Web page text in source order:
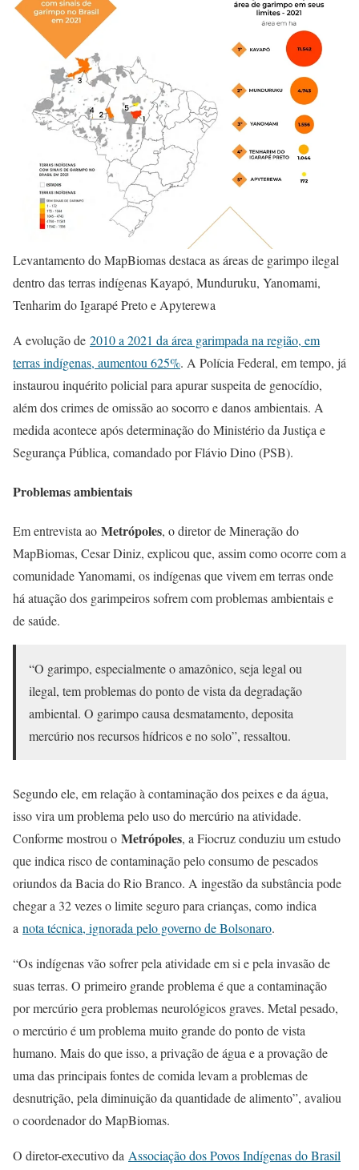
Levantamento do MapBiomas destaca as áreas de garimpo ilegal
dentro das terras indígenas Kayapó, Munduruku, Yanomami,
Tenharim do Igarapé Preto e Apyterewa
A evolução de 2010 a 2021 da área garimpada na região, em
terras indígenas, aumentou 625%. A Polícia Federal, em tempo, já
instaurou inquérito policial para apurar suspeita de genocídio,
além dos crimes de omissão ao socorro e danos ambientais. A
medida acontece após determinação do Ministério da Justiça e
Segurança Pública, comandado por Flávio Dino (PSB).
Problemas ambientais
Em entrevista ao Metrópoles, o diretor de Mineração do
MapBiomas, Cesar Diniz, explicou que, assim como ocorre com a
comunidade Yanomami, os indígenas que vivem em terras onde
há atuação dos garimpeiros sofrem com problemas ambientais e
de saúde.
“O garimpo, especialmente o amazônico, seja legal ou
ilegal, tem problemas do ponto de vista da degradação
ambiental. O garimpo causa desmatamento, deposita
mercúrio nos recursos hídricos e no solo”, ressaltou.
Segundo ele, em relação à contaminação dos peixes e da água,
isso vira um problema pelo uso do mercúrio na atividade.
Conforme mostrou o Metrópoles, a Fiocruz conduziu um estudo
que indica risco de contaminação pelo consumo de pescados
oriundos da Bacia do Rio Branco. A ingestão da substância pode
chegar a 32 vezes o limite seguro para crianças, como indica
a nota técnica, ignorada pelo governo de Bolsonaro.
“Os indígenas vão sofrer pela atividade em si e pela invasão de
suas terras. O primeiro grande problema é que a contaminação
por mercúrio gera problemas neurológicos graves. Metal pesado,
o mercúrio é um problema muito grande do ponto de vista
humano. Mais do que isso, a privação de água e a provação de
uma das principais fontes de comida levam a problemas de
desnutrição, pela diminuição da quantidade de alimento”, avaliou
o coordenador do MapBiomas.
O diretor-executivo da Associação dos Povos Indígenas do Brasil